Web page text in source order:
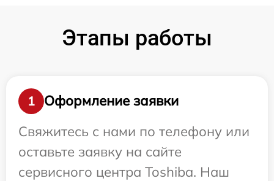
Этапы работы
1
Оформление заявки
Свяжитесь с нами по телефону или
оставьте заявку на сайте
сервисного центра Toshiba. Наш